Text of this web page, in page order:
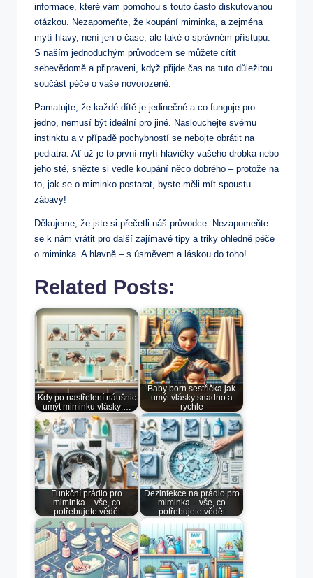
informace, které vám pomohou s touto často diskutovanou
otázkou. Nezapomeňte, že koupání miminka, a zejména
mytí hlavy, není jen o čase, ale také o správném přístupu.
S naším jednoduchým průvodcem se můžete cítit
sebevědomě a připraveni, když přijde čas na tuto důležitou
součást péče o vaše novorozeně.
Pamatujte, že každé dítě je jedinečné a co funguje pro
jedno, nemusí být ideální pro jiné. Naslouchejte svému
instinktu a v případě pochybností se nebojte obrátit na
pediatra. Ať už je to první mytí hlavičky vašeho drobka nebo
jeho sté, snězte si vedle koupání něco dobrého – protože na
to, jak se o miminko postarat, byste měli mít spoustu
zábavy!
Děkujeme, že jste si přečetli náš průvodce. Nezapomeňte
se k nám vrátit pro další zajímavé tipy a triky ohledně péče
o miminka. A hlavně – s úsměvem a láskou do toho!
Related Posts:
Kdy po nastřelení náušnic
umýt miminku vlásky:…
Baby born sestřička jak
umýt vlásky snadno a
rychle
Funkční prádlo pro
miminka – vše, co
potřebujete vědět
Dezinfekce na prádlo pro
miminka – vše, co
potřebujete vědět